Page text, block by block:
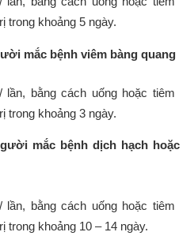
trong khoảng 5 ngày.
mắc bệnh viêm bàng quang
lần, bằng cách uống hoặc tiêm
trong khoảng 3 ngày.
mắc bệnh dịch hạch hoặc
lần, bằng cách uống hoặc tiêm
trong khoảng 10 – 14 ngày.